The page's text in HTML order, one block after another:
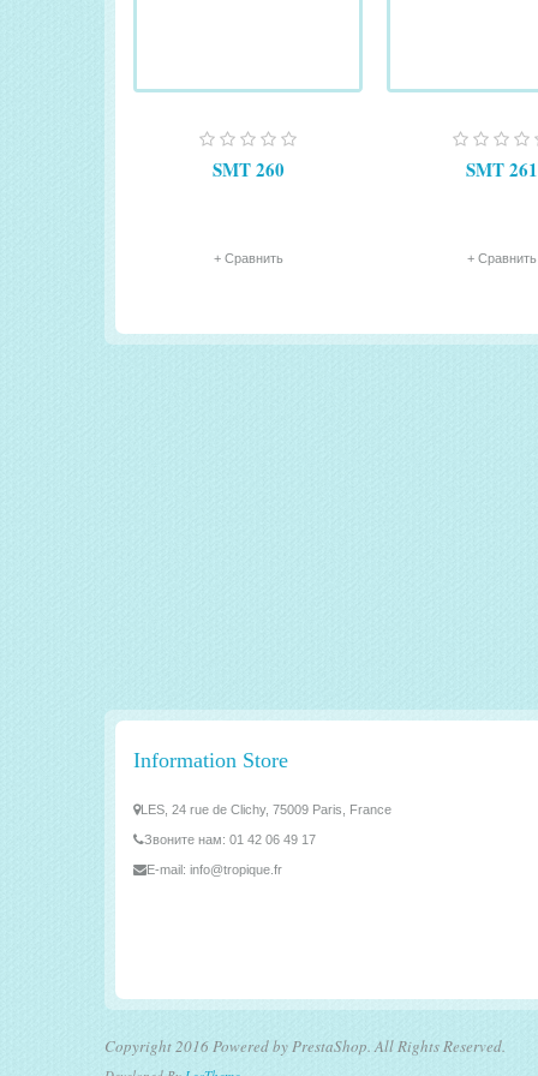
SMT 260
+ Сравнить
SMT 261
+ Сравнить
Information Store
LES, 24 rue de Clichy, 75009 Paris, France
Звоните нам: 01 42 06 49 17
E-mail: info@tropique.fr
Copyright 2016 Powered by PrestaShop. All Rights Reserved.